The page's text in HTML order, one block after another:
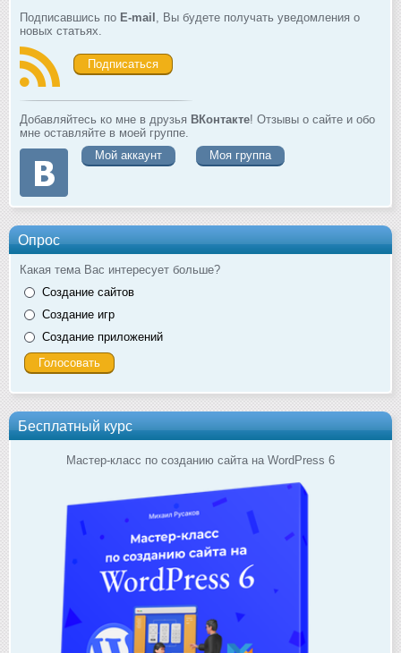
Подписавшись по E-mail , Вы будете получать уведомления о
новых статьях.
Подписаться
Добавляйтесь ко мне в друзья ВКонтакте! Отзывы о сайте и обо
мне оставляйте в моей группе.
Мой аккаунт
Моя группа
Опрос
Какая тема Вас интересует больше?
Создание сайтов
Создание игр
Создание приложений
Бесплатный курс
Мастер-класс по созданию сайта на WordPress 6